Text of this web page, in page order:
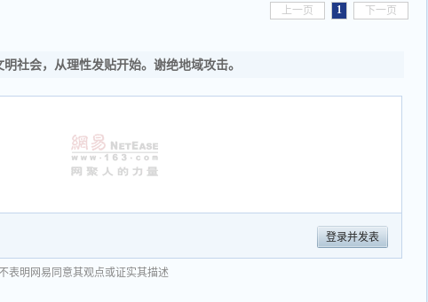
上一页 1 下一页
明社会，从理性发贴开始。谢绝地域攻击。
登录并发表
表明网易同意其观点或证实其描述